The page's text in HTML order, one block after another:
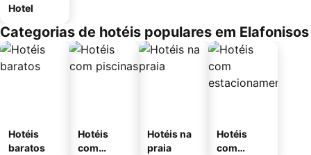
Hotel
Categorias de hotéis populares em Elafonisos
Hotéis
baratos
Hotéis
com
Hotéis na
praia
Hotéis
com